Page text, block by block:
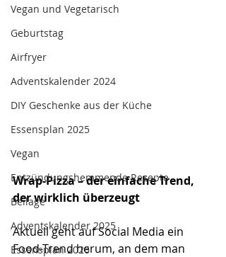
Vegan und Vegetarisch
Geburtstag
Airfryer
Adventskalender 2024
DIY Geschenke aus der Küche
Essensplan 2025
Vegan
Entzündungshemmende Rezepte
Beilage
Adventskalender 2025
Essensplan 2026
Wrap-Pizza – der einfache Trend,
der wirklich überzeugt
Aktuell geht auf Social Media ein
Food-Trend herum, an dem man